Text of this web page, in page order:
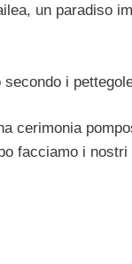
un paradiso
i
cerimonia
facciamo i